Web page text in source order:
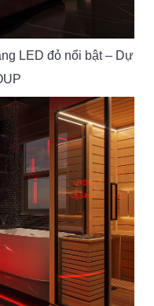
LED đỏ nổi bật – Dự